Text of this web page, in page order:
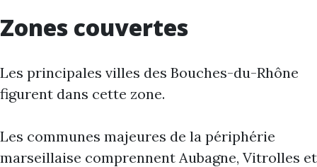
Zones couvertes
Les principales villes des Bouches-du-Rhône
figurent dans cette zone.
Les communes majeures de la périphérie
marseillaise comprennent Aubagne, Vitrolles et